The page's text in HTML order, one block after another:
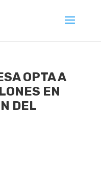
OPTA A
EN
DEL